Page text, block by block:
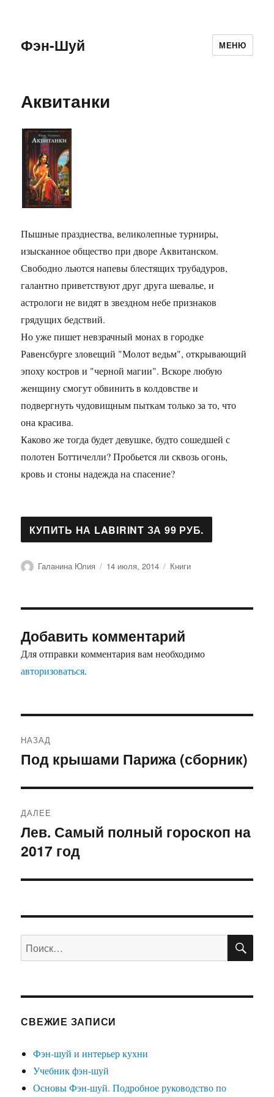
Фэн-Шуй МЕНЮ
Аквитанки
Пышные празднества, великолепные турниры,
изысканное общество при дворе Аквитанском.
Свободно льются напевы блестящих трубадуров,
галантно приветствуют друг друга шевалье, и
астрологи не видят в звездном небе признаков
грядущих бедствий.
Но уже пишет невзрачный монах в городке
Равенсбурге зловещий "Молот ведьм", открывающий
эпоху костров и "черной магии". Вскоре любую
женщину смогут обвинить в колдовстве и
подвергнуть чудовищным пыткам только за то, что
она красива.
Каково же тогда будет девушке, будто сошедшей с
полотен Боттичелли? Пробьется ли сквозь огонь,
кровь и стоны надежда на спасение?
Автор
Галанина Юлия Опубликовано
14 июля, 2014 Рубрики
Книги
Добавить комментарий
Для отправки комментария вам необходимо
авторизоваться.
по
НАЗАД
Предыдущая
Под крышами Парижа (сборник)
ДАЛЕЕ
Следующая
запись:
Лев. Самый полный гороскоп на
2017 год
Искать:
СВЕЖИЕ ЗАПИСИ
Фэн-шуй и интерьер кухни
Учебник фэн-шуй
Основы Фэн-шуй. Подробное руководство по